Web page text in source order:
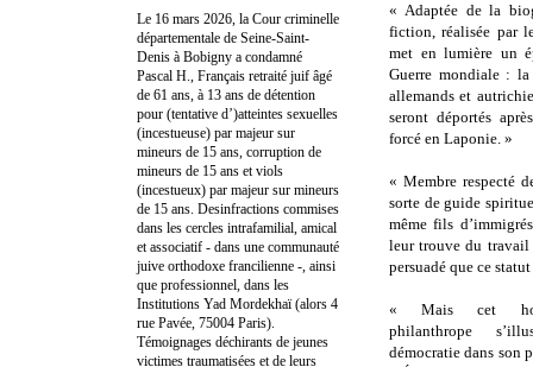
« Adaptée de la
fiction, réalisée par
met en lumière un
Guerre mondiale :
allemands et
seront déportés
forcé en Laponie. »
« Membre respecté
sorte de guide
même fils
leur trouve du travail
persuadé que ce
« Mais cet
philanthrope
démocratie dans son
Le 16 mars 2026, la Cour criminelle
départementale de Seine-Saint-
Denis à Bobigny a condamné
Pascal H., Français retraité juif âgé
de 61 ans, à 13 ans de détention
pour (tentative d’)atteintes sexuelles
(incestueuse) par majeur sur
mineurs de 15 ans, corruption de
mineurs de 15 ans et viols
(incestueux) par majeur sur mineurs
de 15 ans. Desinfractions commises
dans les cercles intrafamilial, amical
et associatif - dans une communauté
juive orthodoxe francilienne -, ainsi
que professionnel, dans les
Institutions Yad Mordekhaï (alors 4
rue Pavée, 75004 Paris).
Témoignages déchirants de jeunes
victimes traumatisées et de leurs